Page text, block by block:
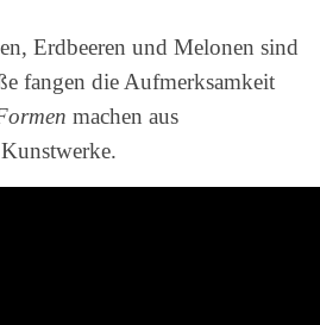
Erdbeeren und Melonen sind
fangen die Aufmerksamkeit
machen aus